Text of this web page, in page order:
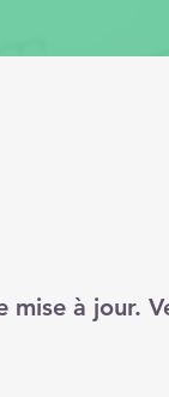
mise à jour.